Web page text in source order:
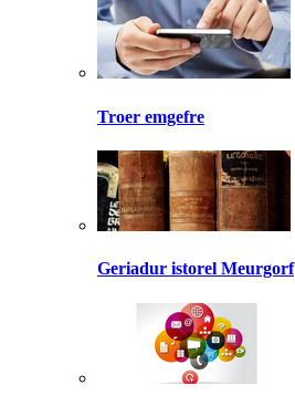
Troer emgefre
Geriadur istorel Meurgorf